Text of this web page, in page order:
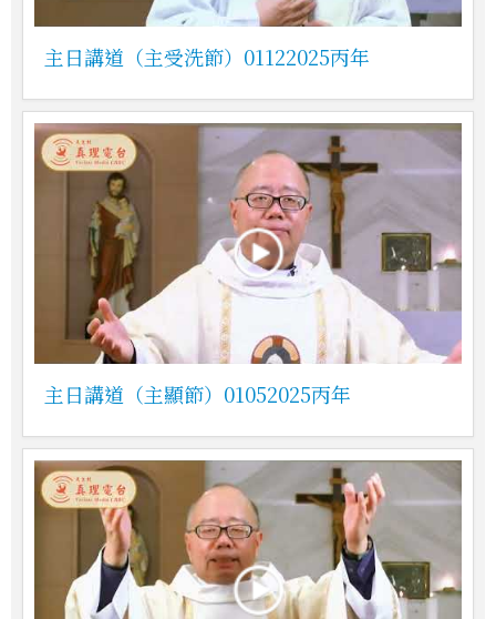
主日講道（主受洗節）01122025丙年
主日講道（主顯節）01052025丙年